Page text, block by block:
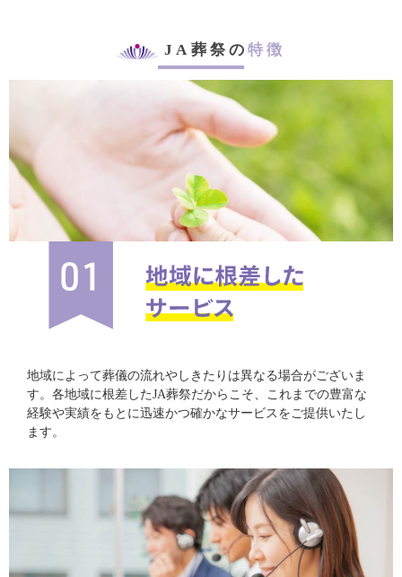
JA葬祭の特徴
地域によって葬儀の流れやしきたりは異なる場合がございま
す。各地域に根差したJA葬祭だからこそ、これまでの豊富な
経験や実績をもとに迅速かつ確かなサービスをご提供いたし
ます。